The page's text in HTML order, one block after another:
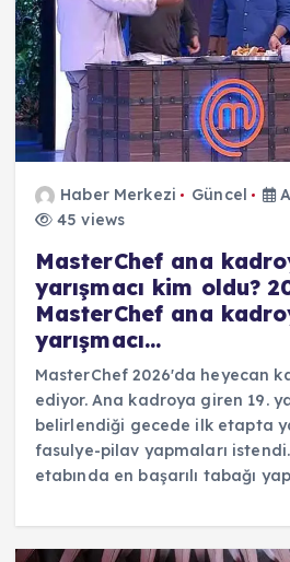
Haber Merkezi Güncel
45 views
MasterChef ana
yarışmacı kim oldu?
MasterChef ana
yarışmacı…
MasterChef 2026'da heyecan
ediyor. Ana kadroya giren 19.
belirlendiği gecede ilk etapta
fasulye-pilav yapmaları
etabında en başarılı tabağı